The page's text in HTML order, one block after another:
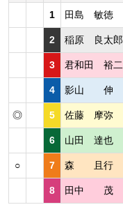
1 田島 敏徳
2 稲原 良太郎
3 君和田 裕二
4 影山 伸
◎ 5 佐藤 摩弥
6 山田 達也
○ 7 森 且行
8 田中 茂